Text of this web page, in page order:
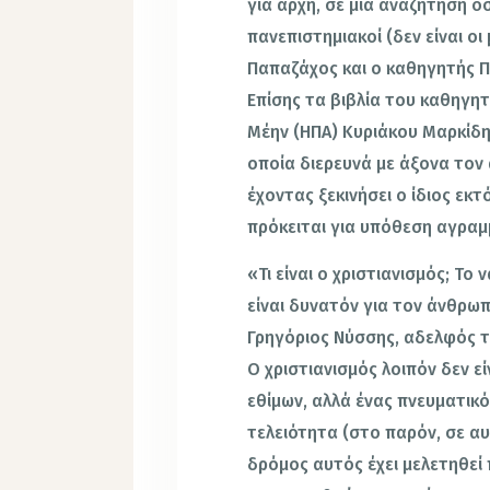
για αρχή, σε μια αναζήτηση
πανεπιστημιακοί (δεν είναι
Παπαζάχος και ο καθηγητής
Επίσης τα βιβλία του
Μέην (ΗΠΑ) Κυριάκου
οποία διερευνά με άξονα τον
έχοντας ξεκινήσει ο ίδιος
πρόκειται για υπόθεση
«Τι είναι ο χριστιανισμός;
είναι δυνατόν για τον
Γρηγόριος Νύσσης, αδελφός
Ο χριστιανισμός λοιπόν δεν
εθίμων, αλλά ένας
τελειότητα (στο παρόν, σε
δρόμος αυτός έχει μελετηθεί